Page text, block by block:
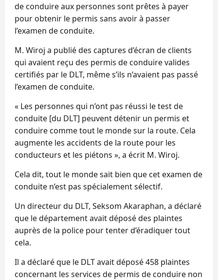
de conduire aux personnes sont prêtes à payer
pour obtenir le permis sans avoir à passer
l’examen de conduite.
M. Wiroj a publié des captures d’écran de clients
qui avaient reçu des permis de conduire valides
certifiés par le DLT, même s’ils n’avaient pas passé
l’examen de conduite.
« Les personnes qui n’ont pas réussi le test de
conduite [du DLT] peuvent détenir un permis et
conduire comme tout le monde sur la route. Cela
augmente les accidents de la route pour les
conducteurs et les piétons », a écrit M. Wiroj.
Cela dit, tout le monde sait bien que cet examen de
conduite n’est pas spécialement sélectif.
Un directeur du DLT, Seksom Akaraphan, a déclaré
que le département avait déposé des plaintes
auprès de la police pour tenter d’éradiquer tout
cela.
Il a déclaré que le DLT avait déposé 458 plaintes
concernant les services de permis de conduire non